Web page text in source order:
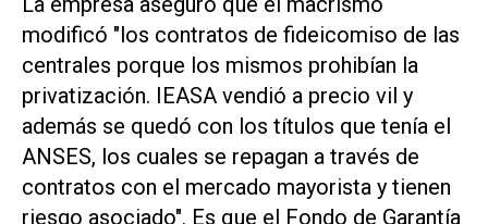
modificó "los contratos de fideicomiso de las
centrales porque los mismos prohibían la
privatización. IEASA vendió a precio vil y
además se quedó con los títulos que tenía el
ANSES, los cuales se repagan a través de
contratos con el mercado mayorista y tienen
riesgo asociado". Es que el Fondo de Garantía